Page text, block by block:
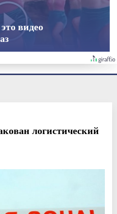
видео
логистический